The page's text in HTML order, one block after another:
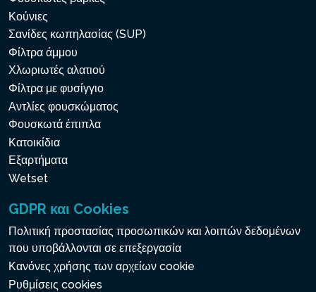
Κούνιες
Σανίδες κωπηλασίας (SUP)
Φίλτρα άμμου
Χλωριωτές αλατιού
Φίλτρα με φυσίγγιο
Αντλίες φουσκώματος
Φουσκωτά έπιπλα
Κατοικίδια
Εξαρτήματα
Wetset
GDPR και Cookies
Πολιτική προστασίας προσωπικών και λοιπών δεδομένων
που υποβάλλονται σε επεξεργασία
Κανόνες χρήσης των αρχείων cookie
Ρυθμίσεις cookies